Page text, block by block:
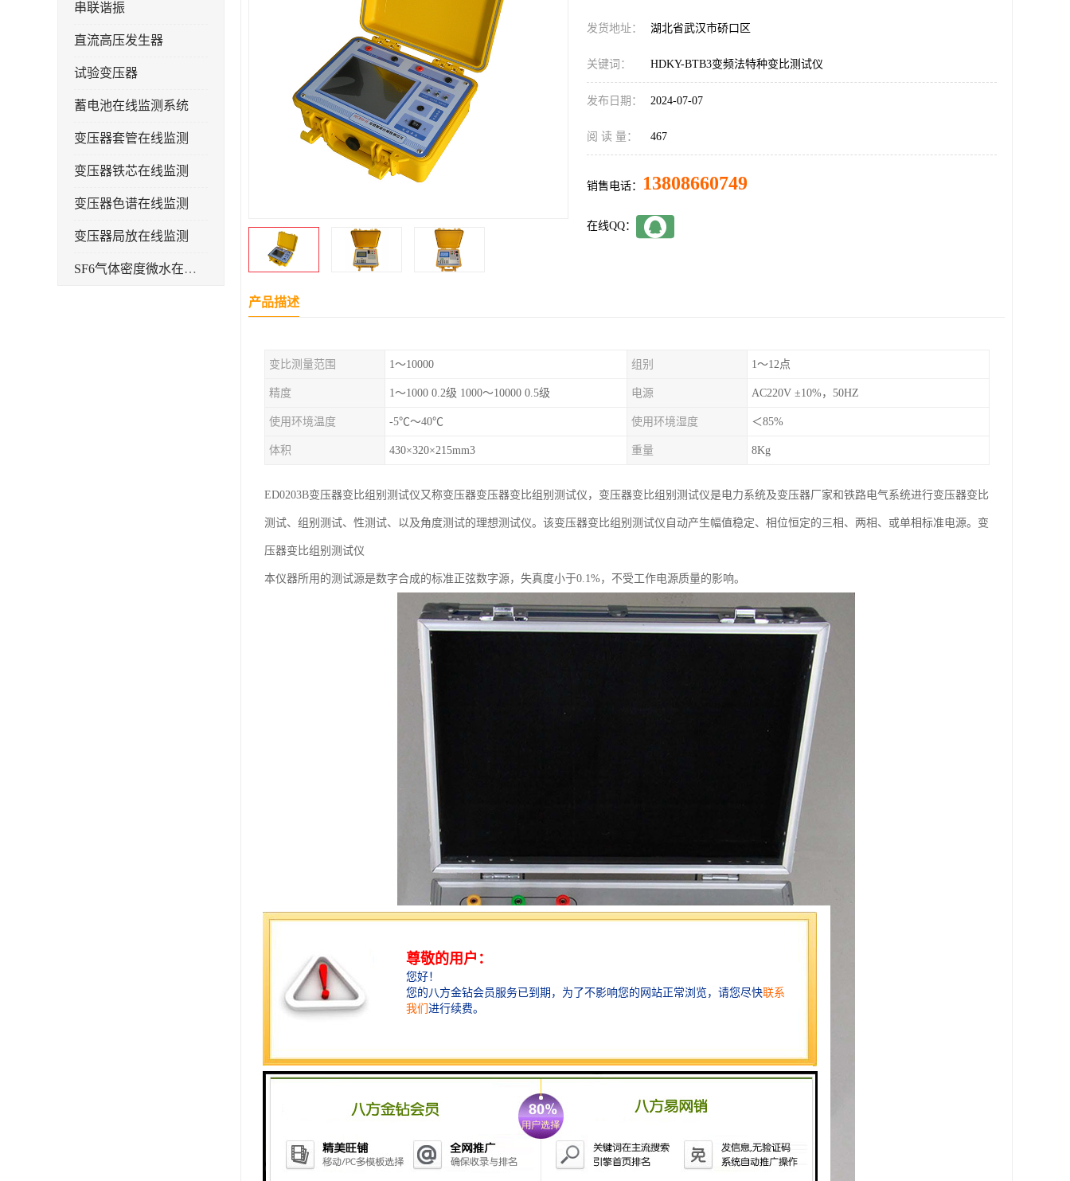
串联谐振
直流高压发生器
试验变压器
蓄电池在线监测系统
变压器套管在线监测
变压器铁芯在线监测
变压器色谱在线监测
变压器局放在线监测
SF6气体密度微水在线监测系统
发货地址： 湖北省武汉市硚口区
关键词： HDKY-BTB3变频法特种变比测试仪
发布日期： 2024-07-07
阅 读 量： 467
销售电话： 13808660749
在线QQ：
产品描述
变比测量范围 1～10000 组别 1～12点
精度 1～1000 0.2级 1000～10000 0.5级 电源 AC220V ±10%，50HZ
使用环境温度 -5℃～40℃ 使用环境湿度 ＜85%
体积 430×320×215mm3 重量 8Kg
ED0203B变压器变比组别测试仪又称变压器变压器变比组别测试仪，变压器变比组别测试仪是电力系统及变压器厂家和铁路电气系统进行变压器变比
测试、组别测试、性测试、以及角度测试的理想测试仪。该变压器变比组别测试仪自动产生幅值稳定、相位恒定的三相、两相、或单相标准电源。变
压器变比组别测试仪
本仪器所用的测试源是数字合成的标准正弦数字源，失真度小于0.1%，不受工作电源质量的影响。